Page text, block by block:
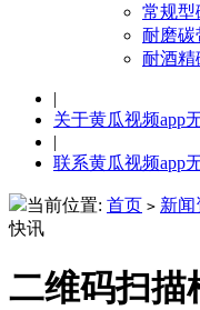
常规型
耐磨碳
耐酒精
|
关于黄瓜视频app
|
联系黄瓜视频app
当前位置: 首页 > 新闻
快讯
二维码扫描